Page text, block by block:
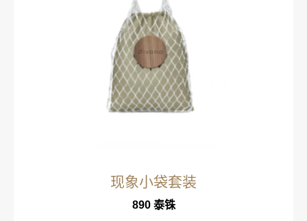
现象小袋套装
890 泰铢